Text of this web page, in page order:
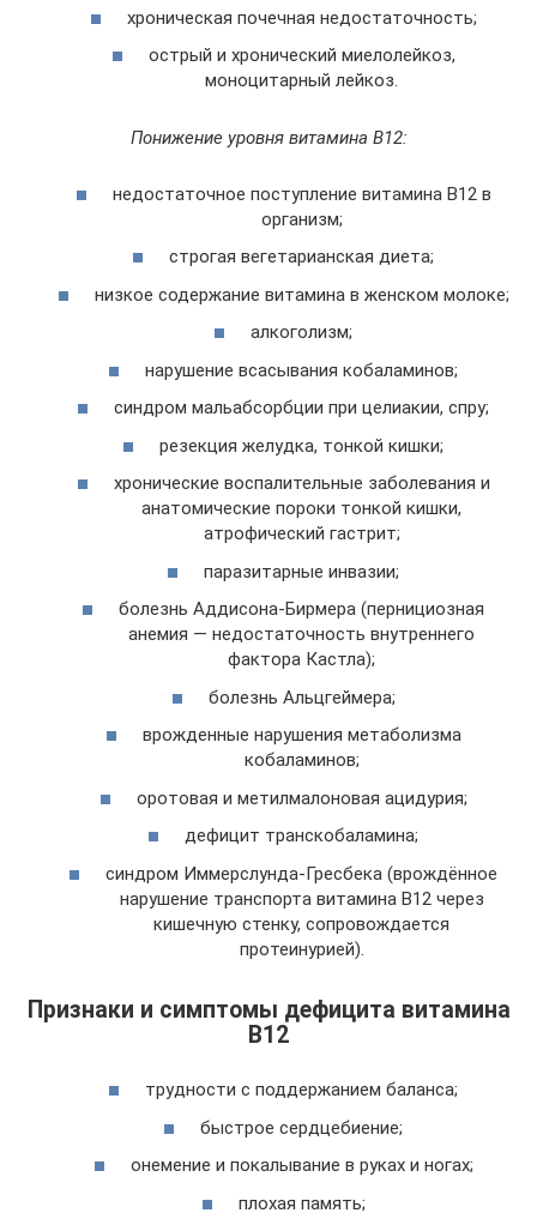
хроническая почечная недостаточность;
острый и хронический миелолейкоз,
моноцитарный лейкоз.
Понижение уровня витамина В12:
недостаточное поступление витамина В12 в
организм;
строгая вегетарианская диета;
низкое содержание витамина в женском молоке;
алкоголизм;
нарушение всасывания кобаламинов;
синдром мальабсорбции при целиакии, спру;
резекция желудка, тонкой кишки;
хронические воспалительные заболевания и
анатомические пороки тонкой кишки,
атрофический гастрит;
паразитарные инвазии;
болезнь Аддисона-Бирмера (пернициозная
анемия — недостаточность внутреннего
фактора Кастла);
болезнь Альцгеймера;
врожденные нарушения метаболизма
кобаламинов;
оротовая и метилмалоновая ацидурия;
дефицит транскобаламина;
синдром Иммерслунда-Гресбека (врождённое
нарушение транспорта витамина В12 через
кишечную стенку, сопровождается
протеинурией).
Признаки и симптомы дефицита витамина
В12
трудности с поддержанием баланса;
быстрое сердцебиение;
онемение и покалывание в руках и ногах;
плохая память;